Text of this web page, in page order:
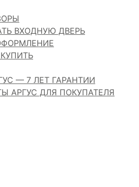
ВХОДНУЮ ДВЕРЬ
— 7 ЛЕТ ГАРАНТИИ
АРГУС ДЛЯ ПОКУПАТЕЛЯ